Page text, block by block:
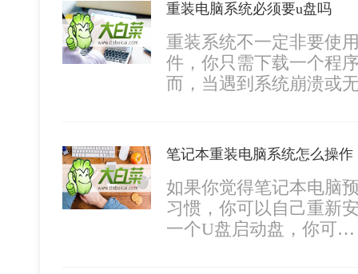
重装电脑系统必须要u盘吗
重装系统不一定非要使
件，你只需下载一个程
而，当遇到系统崩溃或
笔记本重装电脑系统怎么操作
如果你觉得笔记本电脑
习惯，你可以自己重新
一个U盘启动盘，你可…